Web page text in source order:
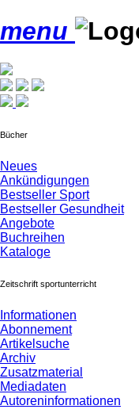
menu
Bücher
Neues
Ankündigungen
Bestseller Sport
Bestseller Gesundheit
Angebote
Buchreihen
Kataloge
Zeitschrift sportunterricht
Informationen
Abonnement
Artikelsuche
Archiv
Zusatzmaterial
Mediadaten
Autoreninformationen